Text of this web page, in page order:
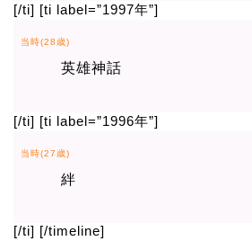
[/ti] [ti label=”1997年”]
当時(28歳)
英雄神話
[/ti] [ti label=”1996年”]
当時(27歳)
絆
[/ti] [/timeline]